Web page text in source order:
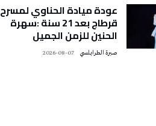
عودة ميادة الحناوي لمسرح
قرطاج بعد 21 سنة :سهرة
الحنين للزمن الجميل
صبرة الطرابلسي 2026-08-07